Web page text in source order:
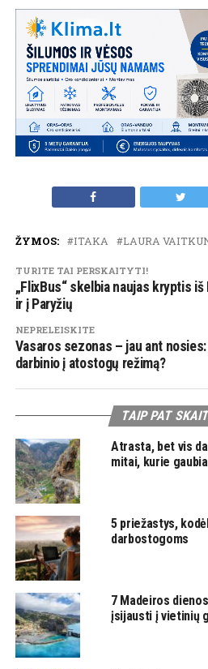
ŽYMOS: ITAKA LAURA
TURITE TAI PERSKAITYTI!
„FlixBus“ skelbia naujas kryptis
ir į Paryžių
NEPRELEISKITE
Vasaros sezonas – jau ant
darbinio į atostogų režimą?
TAIP PAT
Atrasta, bet vis
mitai, kurie
5 priežastys,
darbostogoms
7 Madeiros
įsijausti į vietinių